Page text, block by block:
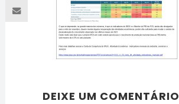
DEIXE UM COMENTÁRIO